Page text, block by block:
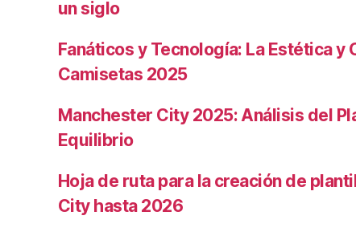
un siglo
Fanáticos y Tecnología: La Estética y
Camisetas 2025
Manchester City 2025: Análisis del
Equilibrio
Hoja de ruta para la creación de
City hasta 2026